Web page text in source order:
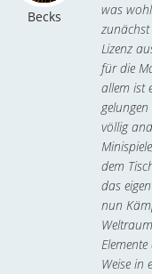
Becks
was
Lizenz
für die
allem ist
völlig
dem
das
nun
Weise in